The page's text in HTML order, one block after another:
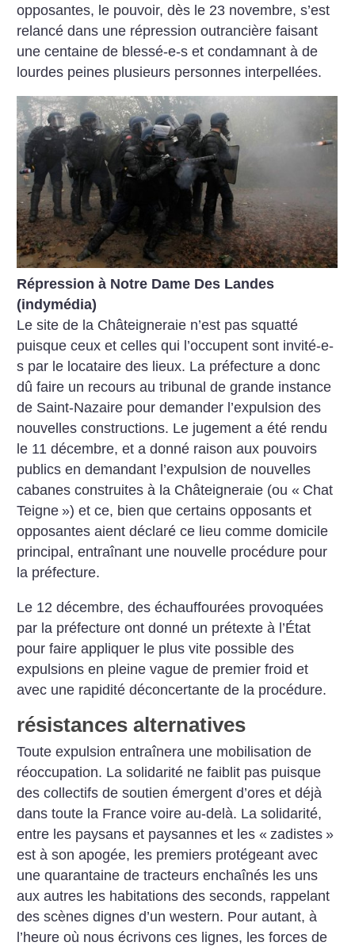
opposantes, le pouvoir, dès le 23 novembre, s’est
relancé dans une répression outrancière faisant
une centaine de blessé-e-s et condamnant à de
lourdes peines plusieurs personnes interpellées.
Répression à Notre Dame Des Landes
(indymédia)
Le site de la Châteigneraie n’est pas squatté
puisque ceux et celles qui l’occupent sont invité-e-
s par le locataire des lieux. La préfecture a donc
dû faire un recours au tribunal de grande instance
de Saint-Nazaire pour demander l’expulsion des
nouvelles constructions. Le jugement a été rendu
le 11 décembre, et a donné raison aux pouvoirs
publics en demandant l’expulsion de nouvelles
cabanes construites à la Châteigneraie (ou « Chat
Teigne ») et ce, bien que certains opposants et
opposantes aient déclaré ce lieu comme domicile
principal, entraînant une nouvelle procédure pour
la préfecture.
Le 12 décembre, des échauffourées provoquées
par la préfecture ont donné un prétexte à l’État
pour faire appliquer le plus vite possible des
expulsions en pleine vague de premier froid et
avec une rapidité déconcertante de la procédure.
résistances alternatives
Toute expulsion entraînera une mobilisation de
réoccupation. La solidarité ne faiblit pas puisque
des collectifs de soutien émergent d’ores et déjà
dans toute la France voire au-delà. La solidarité,
entre les paysans et paysannes et les « zadistes »
est à son apogée, les premiers protégeant avec
une quarantaine de tracteurs enchaînés les uns
aux autres les habitations des seconds, rappelant
des scènes dignes d’un western. Pour autant, à
l’heure où nous écrivons ces lignes, les forces de